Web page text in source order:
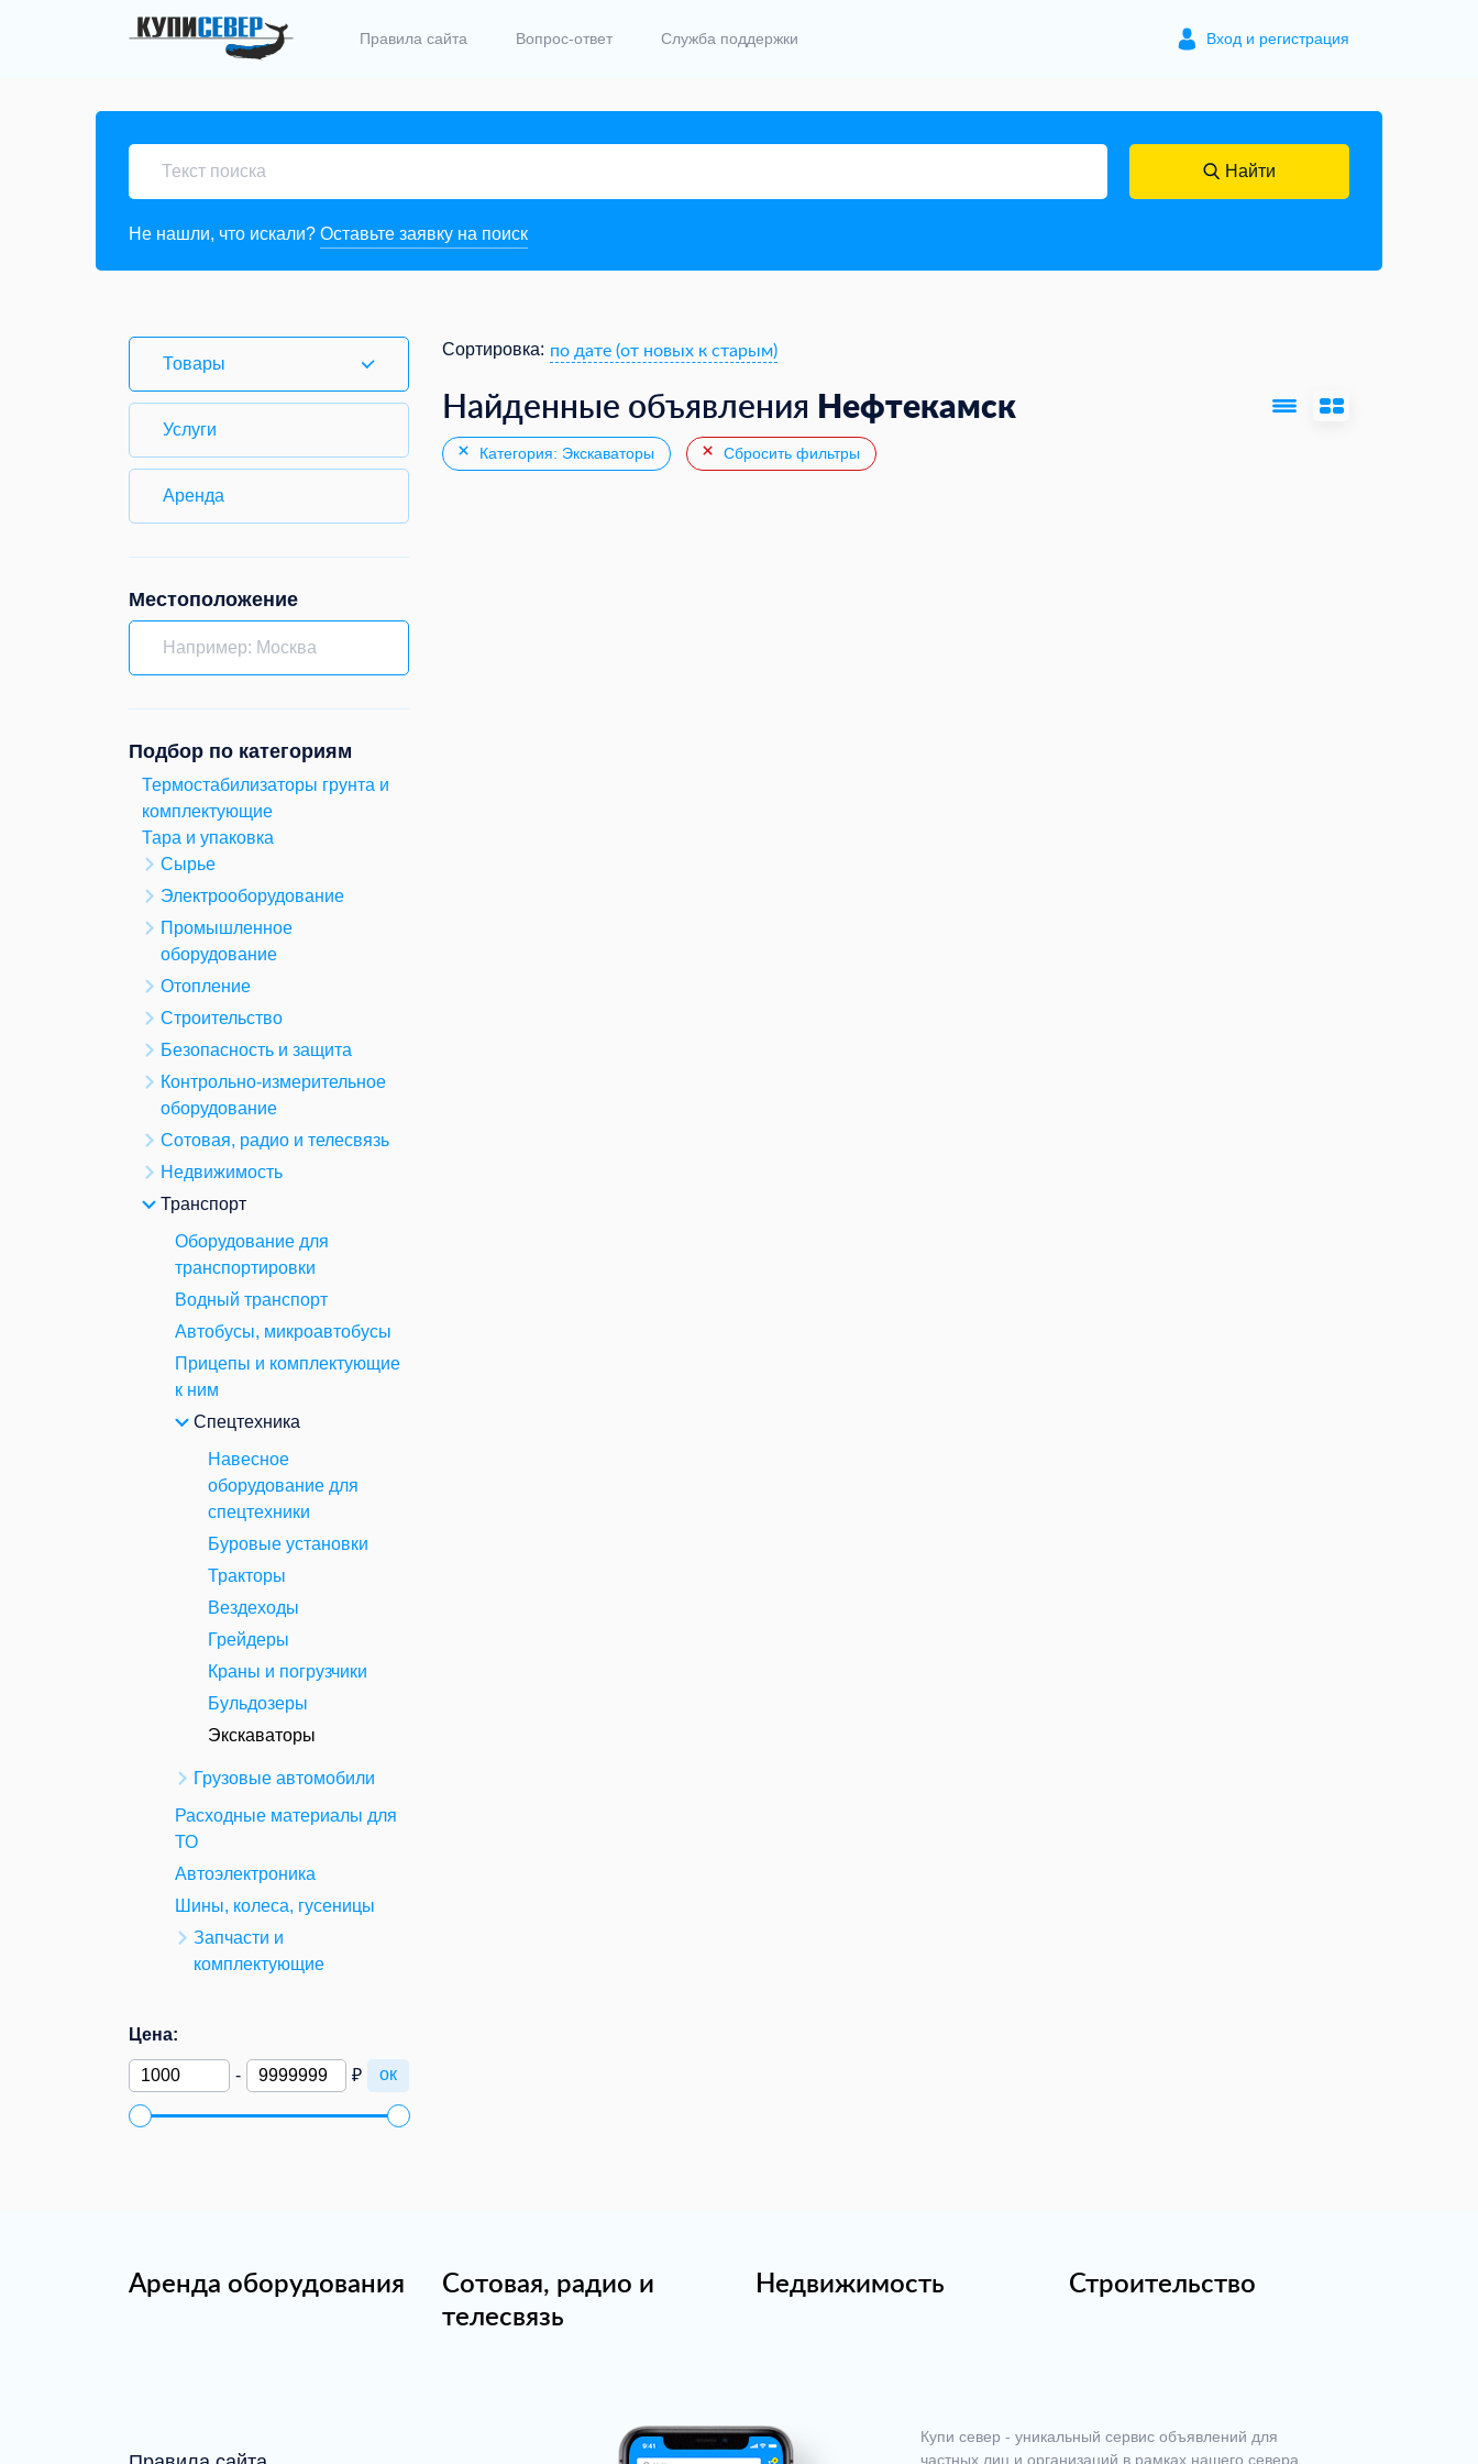
Правила сайта Вопрос-ответ Служба поддержки Вход и регистрация
Найти
Не нашли, что искали? Оставьте заявку на поиск
Товары
Услуги
Аренда
Местоположение
Подбор по категориям
Термостабилизаторы грунта и
комплектующие
Тара и упаковка
Сырье
Электрооборудование
Промышленное
оборудование
Отопление
Строительство
Безопасность и защита
Контрольно-измерительное
оборудование
Сотовая, радио и телесвязь
Недвижимость
Транспорт
Оборудование для
транспортировки
Водный транспорт
Автобусы, микроавтобусы
Прицепы и комплектующие
к ним
Спецтехника
Навесное
оборудование для
спецтехники
Буровые установки
Тракторы
Вездеходы
Грейдеры
Краны и погрузчики
Бульдозеры
Экскаваторы
Грузовые автомобили
Расходные материалы для
ТО
Автоэлектроника
Шины, колеса, гусеницы
Запчасти и
комплектующие
Цена:
- ₽ ок
Сортировка: по дате (от новых к старым)
Найденные объявления Нефтекамск
Категория: Экскаваторы Сбросить фильтры
Аренда оборудования
Сотовая, радио и
телесвязь
Недвижимость Строительство
Купи север - уникальный сервис объявлений для
частных лиц и организаций в рамках нашего севера.